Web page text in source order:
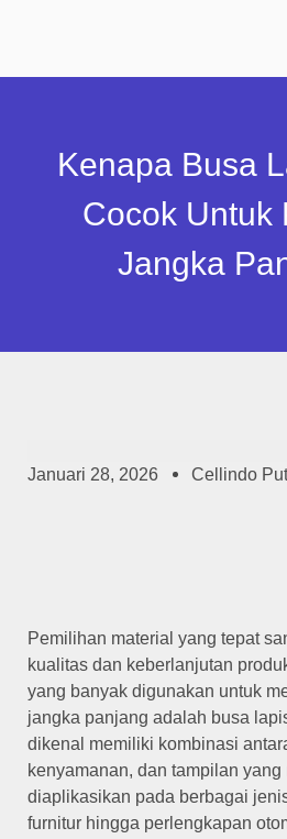
Kenapa Busa
Cocok Untuk
Jangka
Januari 28, 2026 Cellindo
Pemilihan material yang tepat
kualitas dan keberlanjutan
yang banyak digunakan untuk
jangka panjang adalah busa
dikenal memiliki kombinasi
kenyamanan, dan tampilan
diaplikasikan pada berbagai
furnitur hingga perlengkapan